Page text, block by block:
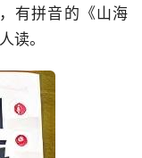
有拼音的《山海
读。